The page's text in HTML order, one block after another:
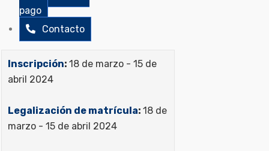
pago
Contacto
Inscripción: 18 de marzo - 15 de
abril 2024
Legalización de matrícula: 18 de
marzo - 15 de abril 2024